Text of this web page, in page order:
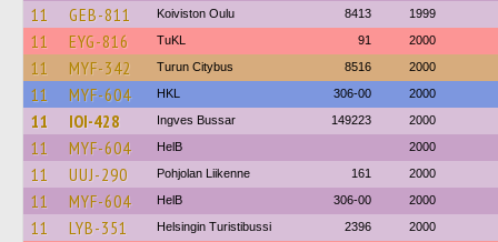
11 GEB-811 Koiviston Oulu 8413 1999
11 EYG-816 TuKL 91 2000
11 MYF-342 Turun Citybus 8516 2000
11 MYF-604 HKL 306-00 2000
11 IOI-428 Ingves Bussar 149223 2000
11 MYF-604 HelB 2000
11 UUJ-290 Pohjolan Liikenne 161 2000
11 MYF-604 HelB 306-00 2000
11 LYB-351 Helsingin Turistibussi 2396 2000